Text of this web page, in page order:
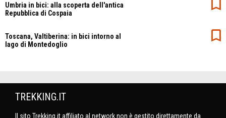
Umbria in bici: alla scoperta dell'antica
Repubblica di Cospaia
Toscana, Valtiberina: in bici intorno al
lago di Montedoglio
TREKKING.IT
Il sito Trekking.it affiliato al network non è gestito direttamente da